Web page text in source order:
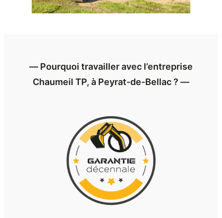
― Pourquoi travailler avec l’entreprise
Chaumeil TP, à Peyrat-de-Bellac ? ―